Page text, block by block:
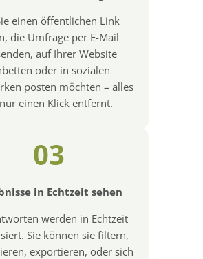
einen öffentlichen Link
die Umfrage per E-Mail
auf Ihrer Website
oder in sozialen
posten möchten – alles
einen Klick entfernt.
03
in Echtzeit sehen
werden in Echtzeit
Sie können sie filtern,
exportieren, oder sich